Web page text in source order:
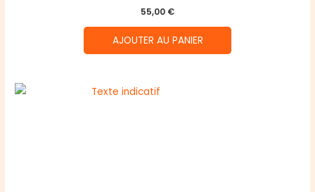
55,00 €
AJOUTER AU PANIER